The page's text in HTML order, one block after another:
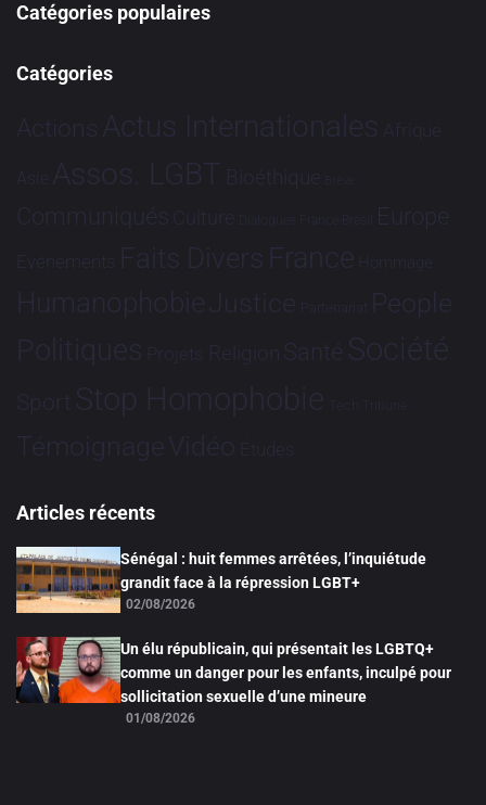
Catégories populaires
Catégories
Actions Actus Internationales Afrique
Asie Assos. LGBT Bioéthique Brève
Communiqués Culture Dialogues France-Brésil Europe
Evénements Faits Divers France Hommage
HumanophobieJustice Partenariat People
Politiques Projets Religion Santé Société
Sport Stop Homophobie Tech Tribune
TémoignageVidéo Études
Articles récents
Sénégal : huit femmes arrêtées, l’inquiétude
grandit face à la répression LGBT+
02/08/2026
Un élu républicain, qui présentait les LGBTQ+
comme un danger pour les enfants, inculpé pour
sollicitation sexuelle d’une mineure
01/08/2026